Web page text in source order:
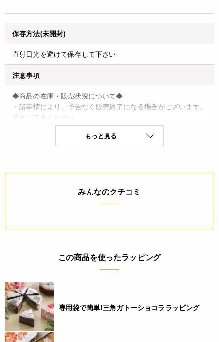
保存方法(未開封)
直射日光を避けて保存して下さい
注意事項
◆商品の在庫・販売状況について◆
・諸事情により、予告なく販売終了になる場合がございます。
予めご了承ください。
・当サイトに掲載されている商品は、ご購入可能な状態にあっ
ても必ずしも在庫を保証するものではありません。予めご了承
詳細
もっと見る
みんなのクチコミ
この商品を使ったラッピング
専用袋で簡単!三角ガトーショコララッピング